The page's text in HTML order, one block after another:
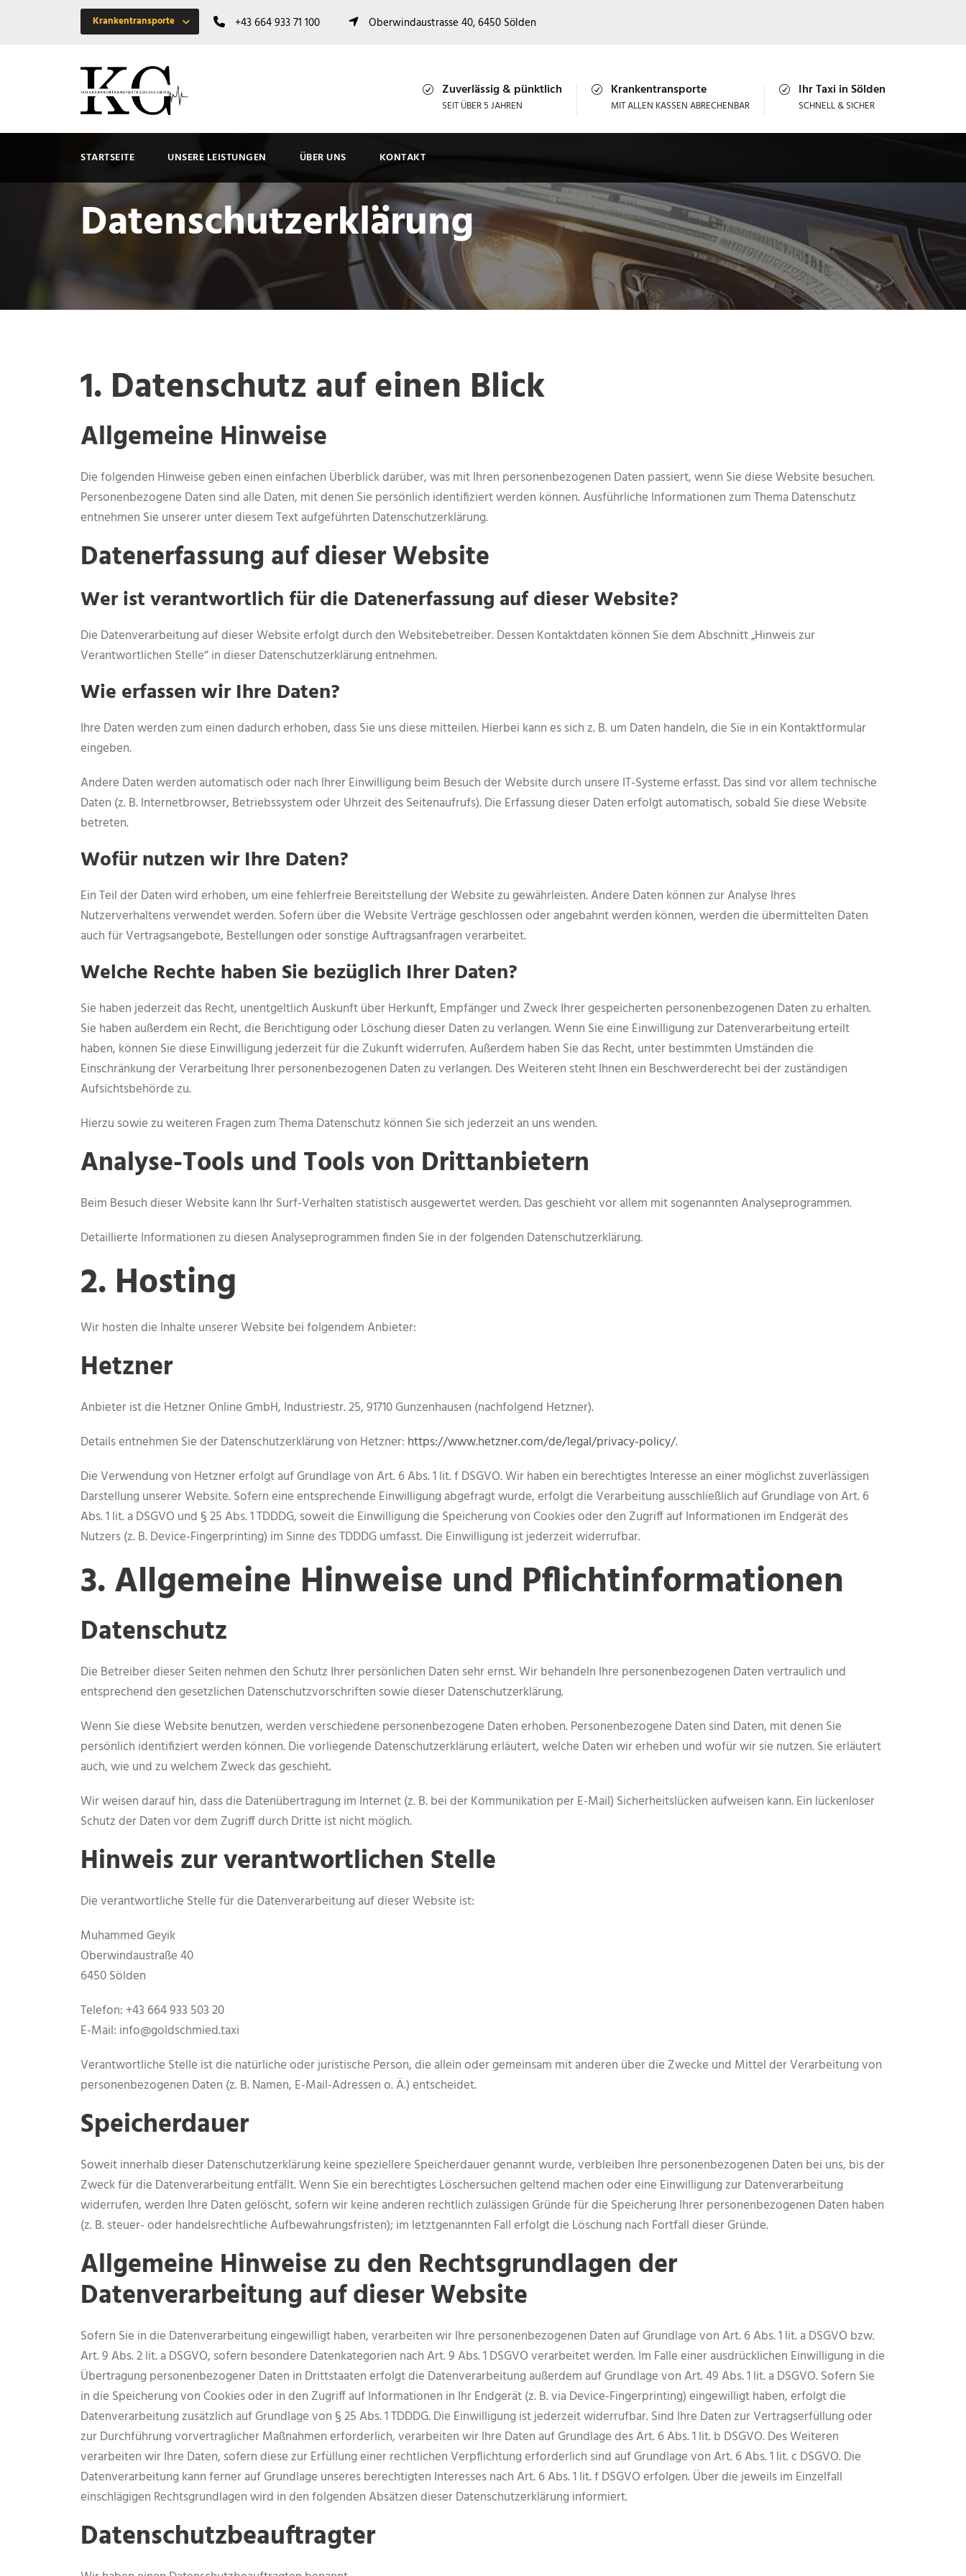
Krankentransporte +43 664 933 71 100 Oberwindaustrasse 40, 6450 Sölden
Zuverlässig & pünktlich
SEIT ÜBER 5 JAHREN
Krankentransporte
MIT ALLEN KASSEN ABRECHENBAR
Ihr Taxi in Sölden
SCHNELL & SICHER
STARTSEITE UNSERE LEISTUNGEN ÜBER UNS KONTAKT
Datenschutzerklärung
1. Datenschutz auf einen Blick
Allgemeine Hinweise
Die folgenden Hinweise geben einen einfachen Überblick darüber, was mit Ihren personenbezogenen Daten passiert, wenn Sie diese Website besuchen.
Personenbezogene Daten sind alle Daten, mit denen Sie persönlich identifiziert werden können. Ausführliche Informationen zum Thema Datenschutz
entnehmen Sie unserer unter diesem Text aufgeführten Datenschutzerklärung.
Datenerfassung auf dieser Website
Wer ist verantwortlich für die Datenerfassung auf dieser Website?
Die Datenverarbeitung auf dieser Website erfolgt durch den Websitebetreiber. Dessen Kontaktdaten können Sie dem Abschnitt „Hinweis zur
Verantwortlichen Stelle“ in dieser Datenschutzerklärung entnehmen.
Wie erfassen wir Ihre Daten?
Ihre Daten werden zum einen dadurch erhoben, dass Sie uns diese mitteilen. Hierbei kann es sich z. B. um Daten handeln, die Sie in ein Kontaktformular
eingeben.
Andere Daten werden automatisch oder nach Ihrer Einwilligung beim Besuch der Website durch unsere IT-Systeme erfasst. Das sind vor allem technische
Daten (z. B. Internetbrowser, Betriebssystem oder Uhrzeit des Seitenaufrufs). Die Erfassung dieser Daten erfolgt automatisch, sobald Sie diese Website
betreten.
Wofür nutzen wir Ihre Daten?
Ein Teil der Daten wird erhoben, um eine fehlerfreie Bereitstellung der Website zu gewährleisten. Andere Daten können zur Analyse Ihres
Nutzerverhaltens verwendet werden. Sofern über die Website Verträge geschlossen oder angebahnt werden können, werden die übermittelten Daten
auch für Vertragsangebote, Bestellungen oder sonstige Auftragsanfragen verarbeitet.
Welche Rechte haben Sie bezüglich Ihrer Daten?
Sie haben jederzeit das Recht, unentgeltlich Auskunft über Herkunft, Empfänger und Zweck Ihrer gespeicherten personenbezogenen Daten zu erhalten.
Sie haben außerdem ein Recht, die Berichtigung oder Löschung dieser Daten zu verlangen. Wenn Sie eine Einwilligung zur Datenverarbeitung erteilt
haben, können Sie diese Einwilligung jederzeit für die Zukunft widerrufen. Außerdem haben Sie das Recht, unter bestimmten Umständen die
Einschränkung der Verarbeitung Ihrer personenbezogenen Daten zu verlangen. Des Weiteren steht Ihnen ein Beschwerderecht bei der zuständigen
Aufsichtsbehörde zu.
Hierzu sowie zu weiteren Fragen zum Thema Datenschutz können Sie sich jederzeit an uns wenden.
Analyse-Tools und Tools von Dritt­anbietern
Beim Besuch dieser Website kann Ihr Surf-Verhalten statistisch ausgewertet werden. Das geschieht vor allem mit sogenannten Analyseprogrammen.
Detaillierte Informationen zu diesen Analyseprogrammen finden Sie in der folgenden Datenschutzerklärung.
2. Hosting
Wir hosten die Inhalte unserer Website bei folgendem Anbieter:
Hetzner
Anbieter ist die Hetzner Online GmbH, Industriestr. 25, 91710 Gunzenhausen (nachfolgend Hetzner).
Details entnehmen Sie der Datenschutzerklärung von Hetzner: https://www.hetzner.com/de/legal/privacy-policy/.
Die Verwendung von Hetzner erfolgt auf Grundlage von Art. 6 Abs. 1 lit. f DSGVO. Wir haben ein berechtigtes Interesse an einer möglichst zuverlässigen
Darstellung unserer Website. Sofern eine entsprechende Einwilligung abgefragt wurde, erfolgt die Verarbeitung ausschließlich auf Grundlage von Art. 6
Abs. 1 lit. a DSGVO und § 25 Abs. 1 TDDDG, soweit die Einwilligung die Speicherung von Cookies oder den Zugriff auf Informationen im Endgerät des
Nutzers (z. B. Device-Fingerprinting) im Sinne des TDDDG umfasst. Die Einwilligung ist jederzeit widerrufbar.
3. Allgemeine Hinweise und Pflicht­informationen
Datenschutz
Die Betreiber dieser Seiten nehmen den Schutz Ihrer persönlichen Daten sehr ernst. Wir behandeln Ihre personenbezogenen Daten vertraulich und
entsprechend den gesetzlichen Datenschutzvorschriften sowie dieser Datenschutzerklärung.
Wenn Sie diese Website benutzen, werden verschiedene personenbezogene Daten erhoben. Personenbezogene Daten sind Daten, mit denen Sie
persönlich identifiziert werden können. Die vorliegende Datenschutzerklärung erläutert, welche Daten wir erheben und wofür wir sie nutzen. Sie erläutert
auch, wie und zu welchem Zweck das geschieht.
Wir weisen darauf hin, dass die Datenübertragung im Internet (z. B. bei der Kommunikation per E-Mail) Sicherheitslücken aufweisen kann. Ein lückenloser
Schutz der Daten vor dem Zugriff durch Dritte ist nicht möglich.
Hinweis zur verantwortlichen Stelle
Die verantwortliche Stelle für die Datenverarbeitung auf dieser Website ist:
Muhammed Geyik
Oberwindaustraße 40
6450 Sölden
Telefon: +43 664 933 503 20
E-Mail: info@goldschmied.taxi
Verantwortliche Stelle ist die natürliche oder juristische Person, die allein oder gemeinsam mit anderen über die Zwecke und Mittel der Verarbeitung von
personenbezogenen Daten (z. B. Namen, E-Mail-Adressen o. Ä.) entscheidet.
Speicherdauer
Soweit innerhalb dieser Datenschutzerklärung keine speziellere Speicherdauer genannt wurde, verbleiben Ihre personenbezogenen Daten bei uns, bis der
Zweck für die Datenverarbeitung entfällt. Wenn Sie ein berechtigtes Löschersuchen geltend machen oder eine Einwilligung zur Datenverarbeitung
widerrufen, werden Ihre Daten gelöscht, sofern wir keine anderen rechtlich zulässigen Gründe für die Speicherung Ihrer personenbezogenen Daten haben
(z. B. steuer- oder handelsrechtliche Aufbewahrungsfristen); im letztgenannten Fall erfolgt die Löschung nach Fortfall dieser Gründe.
Allgemeine Hinweise zu den Rechtsgrundlagen der
Datenverarbeitung auf dieser Website
Sofern Sie in die Datenverarbeitung eingewilligt haben, verarbeiten wir Ihre personenbezogenen Daten auf Grundlage von Art. 6 Abs. 1 lit. a DSGVO bzw.
Art. 9 Abs. 2 lit. a DSGVO, sofern besondere Datenkategorien nach Art. 9 Abs. 1 DSGVO verarbeitet werden. Im Falle einer ausdrücklichen Einwilligung in die
Übertragung personenbezogener Daten in Drittstaaten erfolgt die Datenverarbeitung außerdem auf Grundlage von Art. 49 Abs. 1 lit. a DSGVO. Sofern Sie
in die Speicherung von Cookies oder in den Zugriff auf Informationen in Ihr Endgerät (z. B. via Device-Fingerprinting) eingewilligt haben, erfolgt die
Datenverarbeitung zusätzlich auf Grundlage von § 25 Abs. 1 TDDDG. Die Einwilligung ist jederzeit widerrufbar. Sind Ihre Daten zur Vertragserfüllung oder
zur Durchführung vorvertraglicher Maßnahmen erforderlich, verarbeiten wir Ihre Daten auf Grundlage des Art. 6 Abs. 1 lit. b DSGVO. Des Weiteren
verarbeiten wir Ihre Daten, sofern diese zur Erfüllung einer rechtlichen Verpflichtung erforderlich sind auf Grundlage von Art. 6 Abs. 1 lit. c DSGVO. Die
Datenverarbeitung kann ferner auf Grundlage unseres berechtigten Interesses nach Art. 6 Abs. 1 lit. f DSGVO erfolgen. Über die jeweils im Einzelfall
einschlägigen Rechtsgrundlagen wird in den folgenden Absätzen dieser Datenschutzerklärung informiert.
Datenschutz­beauftragter